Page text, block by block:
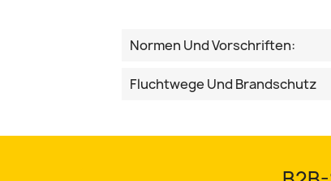
Normen Und Vorschriften:
Fluchtwege Und Brandschutz